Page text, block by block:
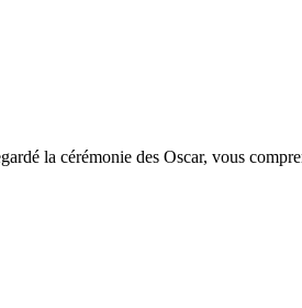
la cérémonie des Oscar, vous